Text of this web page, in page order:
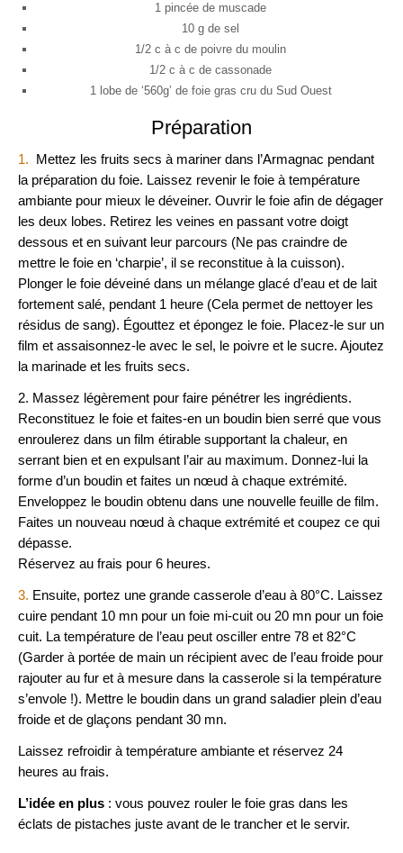
1 pincée de muscade
10 g de sel
1/2 c à c de poivre du moulin
1/2 c à c de cassonade
1 lobe de ‘560g’ de foie gras cru du Sud Ouest
Préparation
1. Mettez les fruits secs à mariner dans l’Armagnac pendant
la préparation du foie. Laissez revenir le foie à température
ambiante pour mieux le déveiner. Ouvrir le foie afin de dégager
les deux lobes. Retirez les veines en passant votre doigt
dessous et en suivant leur parcours (Ne pas craindre de
mettre le foie en ‘charpie’, il se reconstitue à la cuisson).
Plonger le foie déveiné dans un mélange glacé d’eau et de lait
fortement salé, pendant 1 heure (Cela permet de nettoyer les
résidus de sang). Égouttez et épongez le foie. Placez-le sur un
film et assaisonnez-le avec le sel, le poivre et le sucre. Ajoutez
la marinade et les fruits secs.
2. Massez légèrement pour faire pénétrer les ingrédients.
Reconstituez le foie et faites-en un boudin bien serré que vous
enroulerez dans un film étirable supportant la chaleur, en
serrant bien et en expulsant l’air au maximum. Donnez-lui la
forme d’un boudin et faites un nœud à chaque extrémité.
Enveloppez le boudin obtenu dans une nouvelle feuille de film.
Faites un nouveau nœud à chaque extrémité et coupez ce qui
dépasse.
Réservez au frais pour 6 heures.
3. Ensuite, portez une grande casserole d’eau à 80°C. Laissez
cuire pendant 10 mn pour un foie mi-cuit ou 20 mn pour un foie
cuit. La température de l’eau peut osciller entre 78 et 82°C
(Garder à portée de main un récipient avec de l’eau froide pour
rajouter au fur et à mesure dans la casserole si la température
s’envole !). Mettre le boudin dans un grand saladier plein d’eau
froide et de glaçons pendant 30 mn.
Laissez refroidir à température ambiante et réservez 24
heures au frais.
L’idée en plus : vous pouvez rouler le foie gras dans les
éclats de pistaches juste avant de le trancher et le servir.